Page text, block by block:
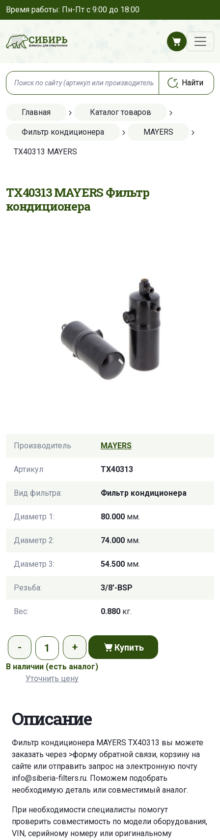
Время работы: Пн-Пт с 9:00 до 18:00
Главная Каталог товаров
Фильтр кондиционера MAYERS
TX40313 MAYERS
TX40313 MAYERS Фильтр
кондиционера
Производитель MAYERS
Артикул TX40313
Вид фильтра: Фильтр кондиционера
Диаметр 1: 80.000 мм.
Диаметр 2: 74.000 мм.
Диаметр 3: 54.500 мм.
Резьба: 3/8'-BSP
Вес: 0.880 кг.
Купить
В наличии (есть аналог)
Уточнить цену
Описание
Фильтр кондиционера MAYERS TX40313 вы можете
заказать через >форму обратной связи, корзину на
сайте или отправить запрос на электронную почту
info@siberia-filters.ru. Поможем подобрать
необходимую деталь или совместимый аналог.
При необходимости специалисты помогут
проверить совместимость по модели оборудования,
VIN, серийному номеру или оригинальному